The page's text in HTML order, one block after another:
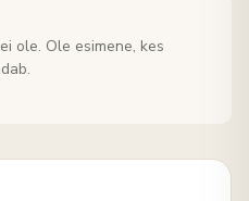
ole. Ole esimene, kes